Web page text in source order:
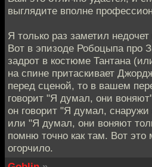
выглядите вполне
Я только раз заметил
Вот в эпизоде Робоцыпа про
задрот в костюме Тантана
на спине притаскивает
перед сценой, то в вашем
говорит "Я думал, они
он говорит "Я думал,
или "Я думал, они воняют
помню точно как там. Вот это
огорчило.